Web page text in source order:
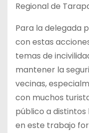
Regional de
Para la delegada
con estas
temas de
mantener la
vecinas,
con muchos
público a distintos
en este trabajo